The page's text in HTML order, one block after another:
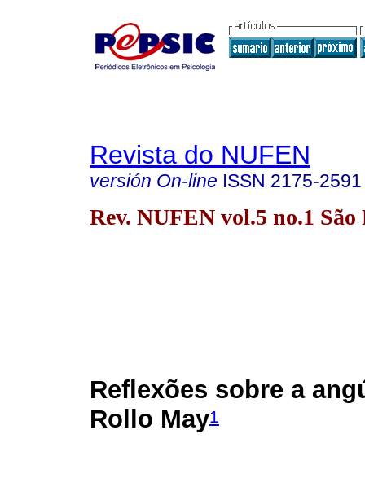
Revista do NUFEN
versión On-line ISSN 2175-2591
Rev. NUFEN vol.5 no.1
Reflexões sobre a
Rollo May1